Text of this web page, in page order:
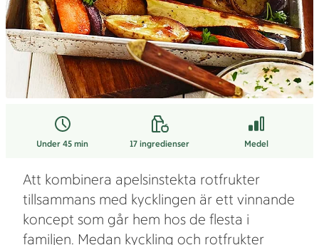
Under 45 min 17 ingredienser Medel
Att kombinera apelsinstekta rotfrukter
tillsammans med kycklingen är ett vinnande
koncept som går hem hos de flesta i
familjen. Medan kyckling och rotfrukter